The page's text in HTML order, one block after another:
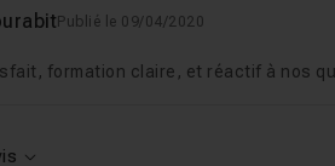
Publié le 09/04/2020
formation claire, et réactif à nos